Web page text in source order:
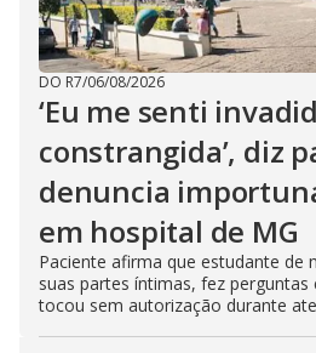
DO R7/06/08/2026
‘Eu me senti
constrangida’, diz
denuncia
em hospital de MG
Paciente afirma que estudante de
suas partes íntimas, fez
tocou sem autorização durante